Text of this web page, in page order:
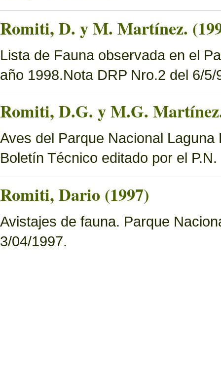
Romiti, D. y M. Martínez.
Lista de Fauna observada en el
año 1998.Nota DRP Nro.2 del 6/5/
Romiti, D.G. y M.G.
Aves del Parque Nacional
Boletín Técnico editado por el
Romiti, Dario (1997)
Avistajes de fauna. Parque
3/04/1997.